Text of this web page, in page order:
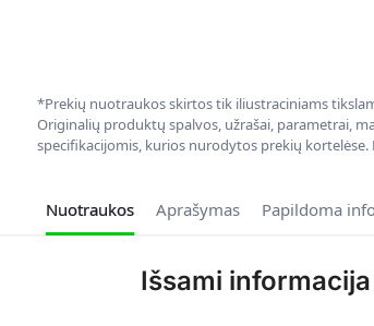
*Prekių nuotraukos skirtos tik iliustraciniams
Originalių produktų spalvos, užrašai, parametrai,
specifikacijomis, kurios nurodytos prekių kortelėse.
Nuotraukos Aprašymas Papildoma
Išsami informacija